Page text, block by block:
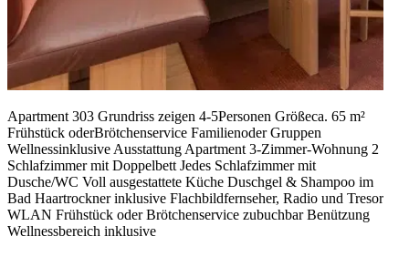
Apartment 303 Grundriss zeigen 4-5Personen Größeca. 65 m²
Frühstück oderBrötchen­service Familienoder Gruppen
Wellnessinklusive Ausstattung Apartment 3-Zimmer-Wohnung 2
Schlafzimmer mit Doppelbett Jedes Schlafzimmer mit
Dusche/WC Voll ausgestattete Küche Duschgel & Shampoo im
Bad Haartrockner inklusive Flachbildfernseher, Radio und Tresor
WLAN Frühstück oder Brötchenservice zubuchbar Benützung
Wellnessbereich inklusive